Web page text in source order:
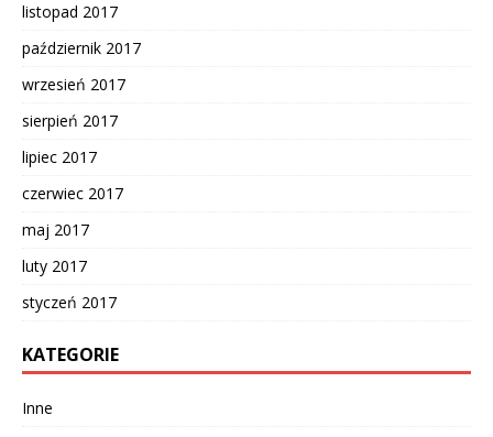
listopad 2017
październik 2017
wrzesień 2017
sierpień 2017
lipiec 2017
czerwiec 2017
maj 2017
luty 2017
styczeń 2017
KATEGORIE
Inne